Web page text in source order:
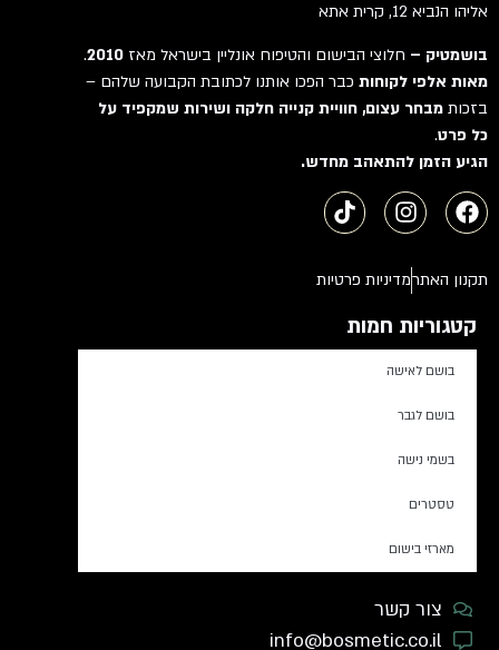
אליהו הנביא 12, קרית אתא
בושמטיק –חלוצי הבישום והטיפוח אונליין בישראל מאז2010
.
מאות אלפי לקוחותכבר הפכו אותנו לכתובת הקבועה שלהם –
בזכותמבחר עצום, חוויית קנייה חלקה ושירות שמקפיד על
כל פרט.
הגיע הזמן להתאהב מחדש.
תקנון האתרמדיניות פרטיות
קטגוריות חמות
בושם לאישה
בושם לגבר
בשמי נישה
טסטרים
מארזי בישום
צור קשר
info@bosmetic.co.il